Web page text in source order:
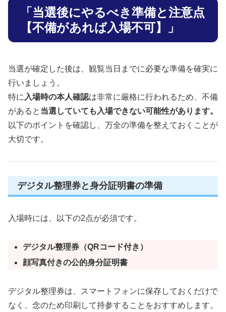
「当選後にやるべき準備と注意点
【不備があれば入場不可】」
当選が確定した後は、観覧当日までに必要な準備を確実に
行いましょう。
特に 入場時の本人確認は非常に厳格に行われるため、不備
があると 当選していても入場できない可能性があります。
以下のポイントを確認し、万全の準備を整えておくことが
大切です。
デジタル整理券と身分証明書の準備
入場時には、以下の2点が必須です。
デジタル整理券（QRコード付き）
顔写真付きの公的身分証明書
デジタル整理券は、スマートフォンに保存しておくだけで
なく、念のため印刷して持参することをおすすめします。